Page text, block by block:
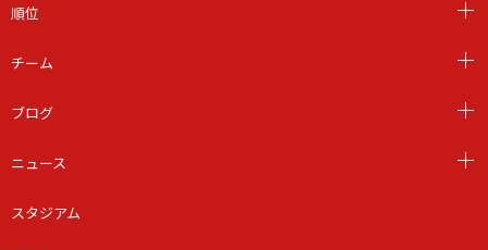
順位
チーム
ブログ
ニュース
スタジアム